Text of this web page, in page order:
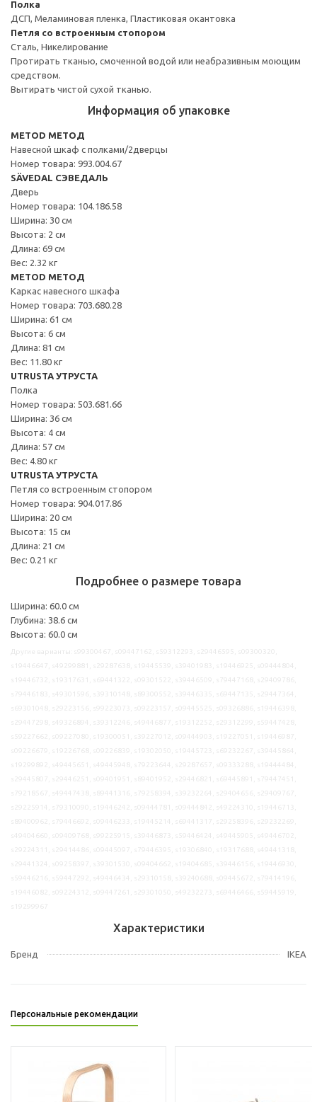
Полка
ДСП, Меламиновая пленка, Пластиковая окантовка
Петля со встроенным стопором
Сталь, Никелирование
Протирать тканью, смоченной водой или неабразивным моющим
средством.
Вытирать чистой сухой тканью.
Информация об упаковке
METOD МЕТОД
Навесной шкаф с полками/2дверцы
Номер товара: 993.004.67
SÄVEDAL СЭВЕДАЛЬ
Дверь
Номер товара: 104.186.58
Ширина: 30 см
Высота: 2 см
Длина: 69 см
Вес: 2.32 кг
METOD МЕТОД
Каркас навесного шкафа
Номер товара: 703.680.28
Ширина: 61 см
Высота: 6 см
Длина: 81 см
Вес: 11.80 кг
UTRUSTA УТРУСТА
Полка
Номер товара: 503.681.66
Ширина: 36 см
Высота: 4 см
Длина: 57 см
Вес: 4.80 кг
UTRUSTA УТРУСТА
Петля со встроенным стопором
Номер товара: 904.017.86
Ширина: 20 см
Высота: 15 см
Длина: 21 см
Вес: 0.21 кг
Подробнее о размере товара
Ширина: 60.0 см
Глубина: 38.6 см
Высота: 60.0 см
Характеристики
Бренд IKEA
Персональные рекомендации